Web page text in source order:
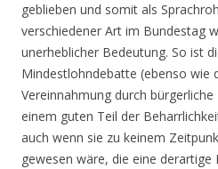
geblieben und somit als
verschiedener Art im Bundestag
unerheblicher Bedeutung. So ist
Mindestlohndebatte (ebenso wie
Vereinnahmung durch
einem guten Teil der
auch wenn sie zu keinem
gewesen wäre, die eine